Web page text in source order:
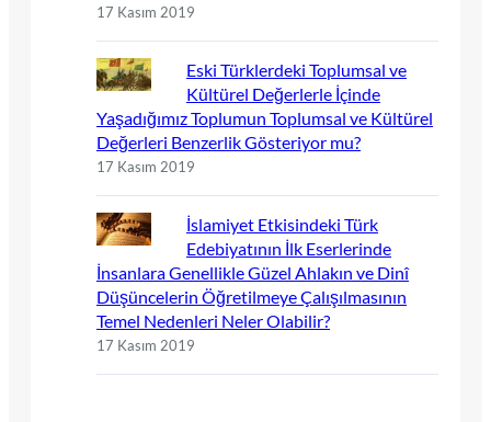
17 Kasım 2019
Eski Türklerdeki Toplumsal ve
Kültürel Değerlerle İçinde
Yaşadığımız Toplumun Toplumsal ve Kültürel
Değerleri Benzerlik Gösteriyor mu?
17 Kasım 2019
İslamiyet Etkisindeki Türk
Edebiyatının İlk Eserlerinde
İnsanlara Genellikle Güzel Ahlakın ve Dinî
Düşüncelerin Öğretilmeye Çalışılmasının
Temel Nedenleri Neler Olabilir?
17 Kasım 2019